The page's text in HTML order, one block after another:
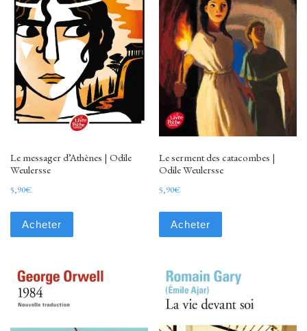
Le messager d’Athènes | Odile
Weulersse
5,90€
Acheter
Le serment des catacombes |
Odile Weulersse
5,90€
Acheter